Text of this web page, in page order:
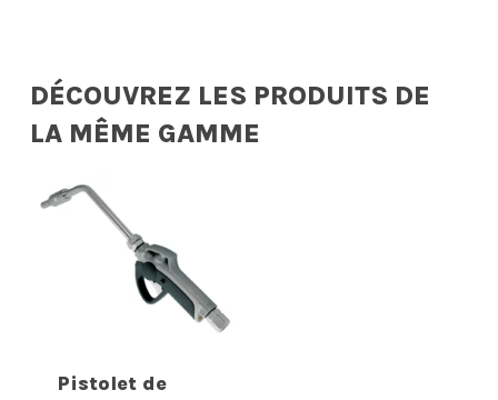
DÉCOUVREZ LES PRODUITS DE
LA MÊME GAMME
Pistolet de